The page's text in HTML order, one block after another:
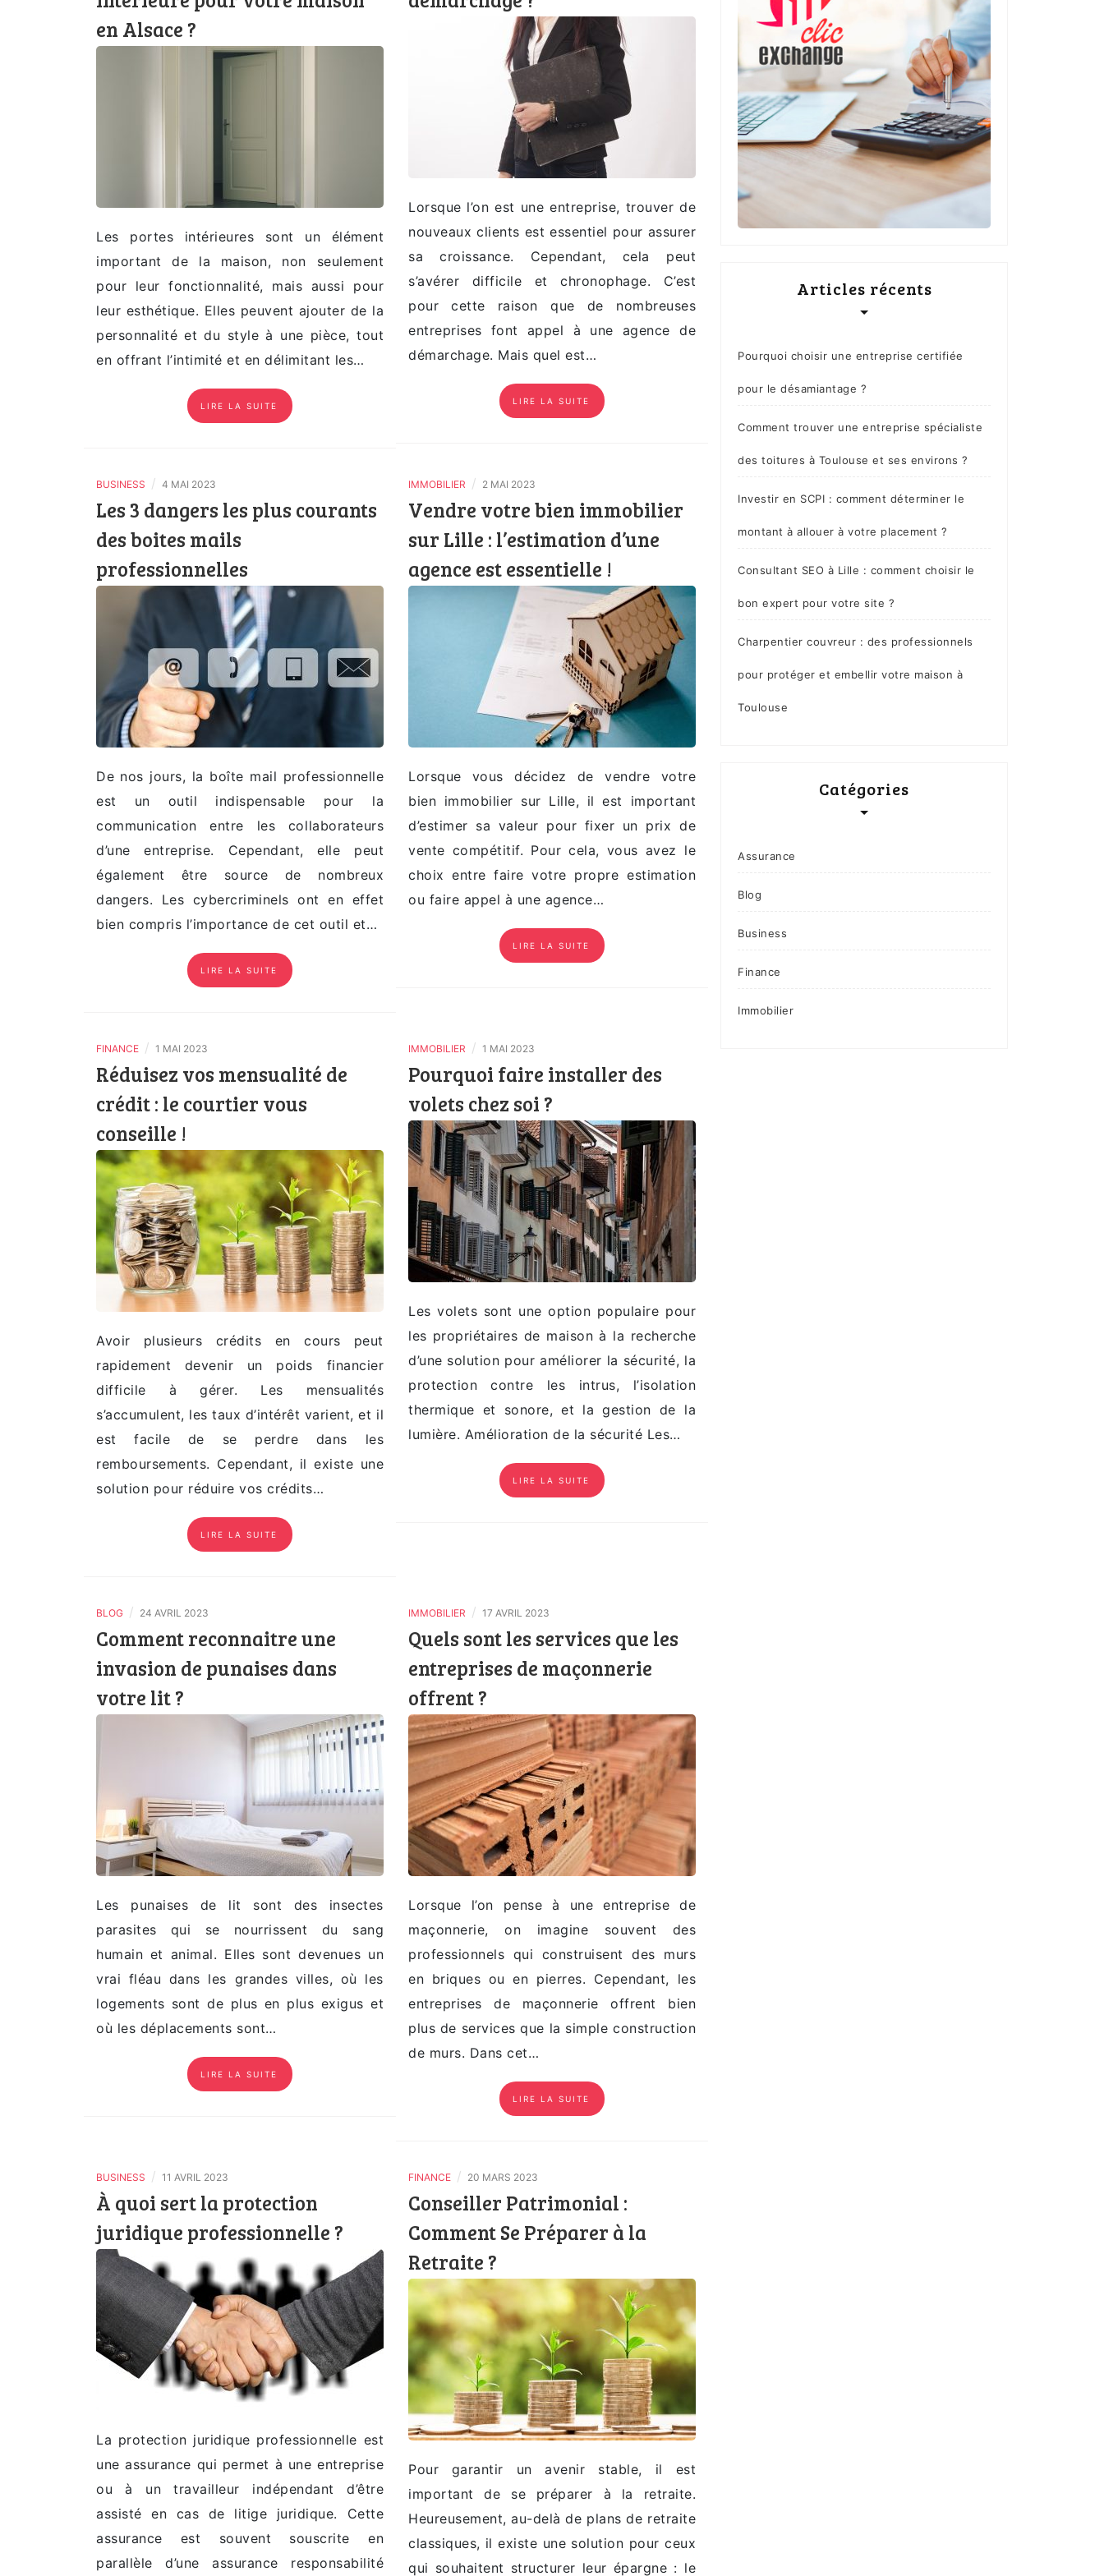
en Alsace ?
Les portes intérieures sont un élément
important de la maison, non seulement
pour leur fonctionnalité, mais aussi pour
leur esthétique. Elles peuvent ajouter de la
personnalité et du style à une pièce, tout
en offrant l’intimité et en délimitant les…
LIRE LA SUITE
Lorsque l’on est une entreprise, trouver de
nouveaux clients est essentiel pour assurer
sa croissance. Cependant, cela peut
s’avérer difficile et chronophage. C’est
pour cette raison que de nombreuses
entreprises font appel à une agence de
démarchage. Mais quel est…
LIRE LA SUITE
BUSINESS / 4 MAI 2023
Les 3 dangers les plus courants
des boites mails
professionnelles
De nos jours, la boîte mail professionnelle
est un outil indispensable pour la
communication entre les collaborateurs
d’une entreprise. Cependant, elle peut
également être source de nombreux
dangers. Les cybercriminels ont en effet
bien compris l’importance de cet outil et…
LIRE LA SUITE
IMMOBILIER / 2 MAI 2023
Vendre votre bien immobilier
sur Lille : l’estimation d’une
agence est essentielle !
Lorsque vous décidez de vendre votre
bien immobilier sur Lille, il est important
d’estimer sa valeur pour fixer un prix de
vente compétitif. Pour cela, vous avez le
choix entre faire votre propre estimation
ou faire appel à une agence…
LIRE LA SUITE
FINANCE / 1 MAI 2023
Réduisez vos mensualité de
crédit : le courtier vous
conseille !
Avoir plusieurs crédits en cours peut
rapidement devenir un poids financier
difficile à gérer. Les mensualités
s’accumulent, les taux d’intérêt varient, et il
est facile de se perdre dans les
remboursements. Cependant, il existe une
solution pour réduire vos crédits…
LIRE LA SUITE
IMMOBILIER / 1 MAI 2023
Pourquoi faire installer des
volets chez soi ?
Les volets sont une option populaire pour
les propriétaires de maison à la recherche
d’une solution pour améliorer la sécurité, la
protection contre les intrus, l’isolation
thermique et sonore, et la gestion de la
lumière. Amélioration de la sécurité Les…
LIRE LA SUITE
BLOG / 24 AVRIL 2023
Comment reconnaitre une
invasion de punaises dans
votre lit ?
Les punaises de lit sont des insectes
parasites qui se nourrissent du sang
humain et animal. Elles sont devenues un
vrai fléau dans les grandes villes, où les
logements sont de plus en plus exigus et
où les déplacements sont…
LIRE LA SUITE
IMMOBILIER / 17 AVRIL 2023
Quels sont les services que les
entreprises de maçonnerie
offrent ?
Lorsque l’on pense à une entreprise de
maçonnerie, on imagine souvent des
professionnels qui construisent des murs
en briques ou en pierres. Cependant, les
entreprises de maçonnerie offrent bien
plus de services que la simple construction
de murs. Dans cet…
LIRE LA SUITE
BUSINESS / 11 AVRIL 2023
À quoi sert la protection
juridique professionnelle ?
La protection juridique professionnelle est
une assurance qui permet à une entreprise
ou à un travailleur indépendant d’être
assisté en cas de litige juridique. Cette
assurance est souvent souscrite en
parallèle d’une assurance responsabilité
FINANCE / 20 MARS 2023
Conseiller Patrimonial :
Comment Se Préparer à la
Retraite ?
Pour garantir un avenir stable, il est
important de se préparer à la retraite.
Heureusement, au-delà de plans de retraite
classiques, il existe une solution pour ceux
qui souhaitent structurer leur épargne : le
Articles récents
Pourquoi choisir une entreprise certifiée
pour le désamiantage ?
Comment trouver une entreprise spécialiste
des toitures à Toulouse et ses environs ?
Investir en SCPI : comment déterminer le
montant à allouer à votre placement ?
Consultant SEO à Lille : comment choisir le
bon expert pour votre site ?
Charpentier couvreur : des professionnels
pour protéger et embellir votre maison à
Toulouse
Catégories
Assurance
Blog
Business
Finance
Immobilier